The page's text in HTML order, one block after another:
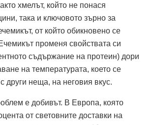
хмелът, който не понася
така и ключовото зърно за
от който обикновено се
променя свойствата си
съдържание на протеин) дори
на температурата, което се
други неща, на неговия вкус.
е добивът. В Европа, която
от световните доставки на